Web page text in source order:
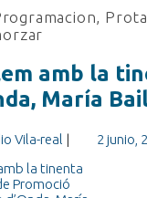
,
amb la
María
Vila-real | 2 junio,